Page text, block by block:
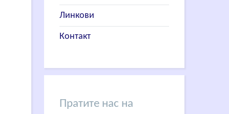
Линкови
Контакт
Пратите нас на